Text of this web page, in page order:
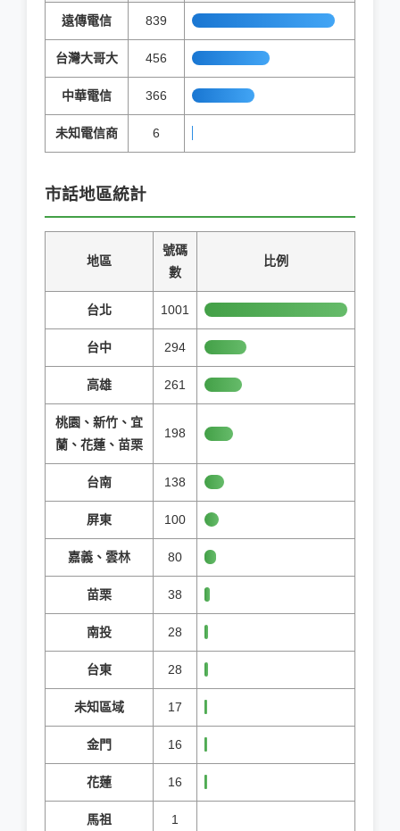
遠傳電信 839
台灣大哥大 456
中華電信 366
未知電信商 6
市話地區統計
地區
號碼
數
比例
台北 1001
台中 294
高雄 261
桃園、新竹、宜
蘭、花蓮、苗栗
198
台南 138
屏東 100
嘉義、雲林 80
苗栗 38
南投 28
台東 28
未知區域 17
金門 16
花蓮 16
馬祖 1